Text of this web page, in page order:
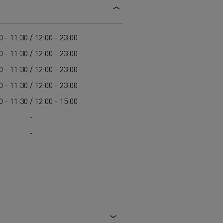
Renault Trucks záruka výrobce
Záchranná a hasičská vozidla
- 11:30 / 12:00 - 23:00
- 11:30 / 12:00 - 23:00
- 11:30 / 12:00 - 23:00
- 11:30 / 12:00 - 23:00
- 11:30 / 12:00 - 15:00
-
-